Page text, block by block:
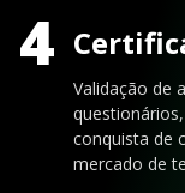
4
Validação de
conquista de
mercado de